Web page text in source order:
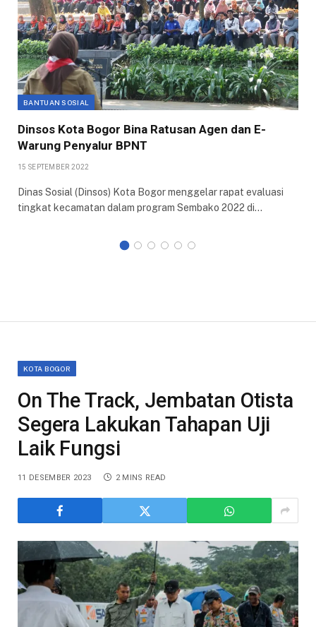
BANTUAN SOSIAL
Dinsos Kota Bogor Bina Ratusan Agen dan E-
Warung Penyalur BPNT
15 SEPTEMBER 2022
Dinas Sosial (Dinsos) Kota Bogor menggelar rapat evaluasi
tingkat kecamatan dalam program Sembako 2022 di…
KOTA BOGOR
On The Track, Jembatan Otista
Segera Lakukan Tahapan Uji
Laik Fungsi
11 DESEMBER 2023 2 MINS READ